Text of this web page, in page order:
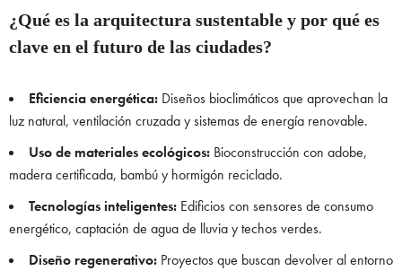
¿Qué es la arquitectura sustentable y por qué es
clave en el futuro de las ciudades?
Eficiencia energética: Diseños bioclimáticos que aprovechan la
luz natural, ventilación cruzada y sistemas de energía renovable.
Uso de materiales ecológicos: Bioconstrucción con adobe,
madera certificada, bambú y hormigón reciclado.
Tecnologías inteligentes: Edificios con sensores de consumo
energético, captación de agua de lluvia y techos verdes.
Diseño regenerativo: Proyectos que buscan devolver al entorno